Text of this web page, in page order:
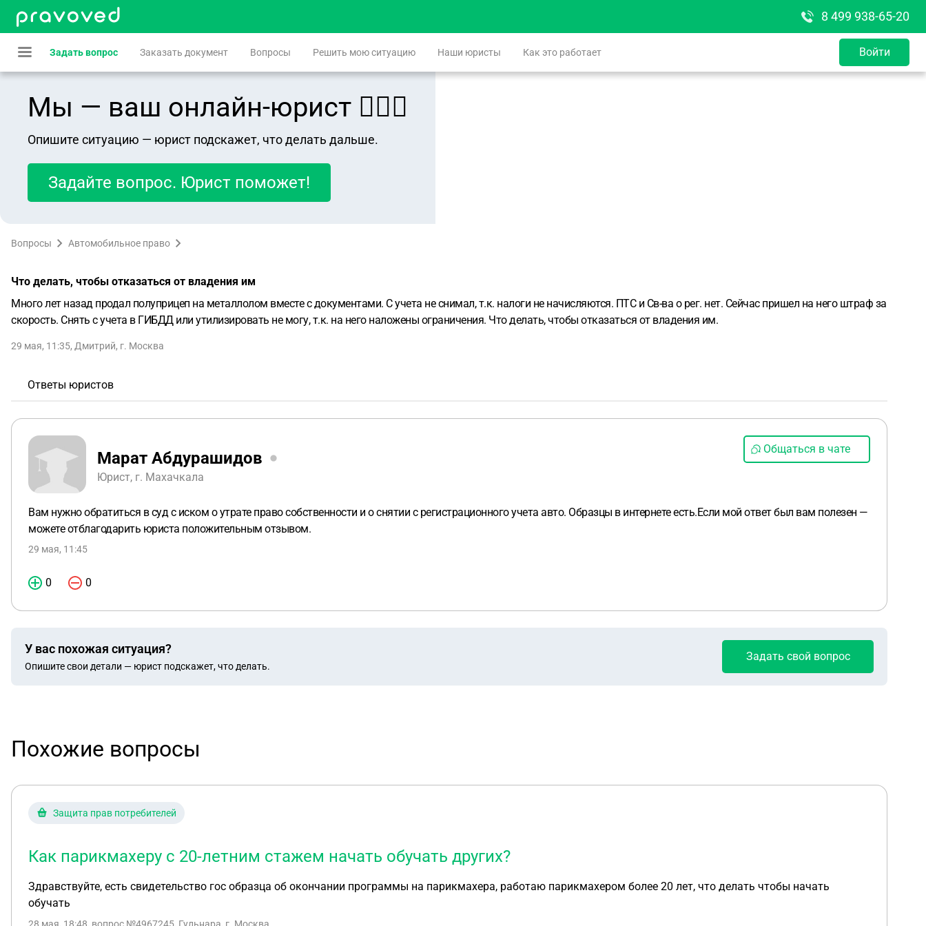
8 499 938-65-20
Задать вопрос Заказать документ Вопросы Решить мою ситуацию Наши юристы Как это работает Войти
Мы — ваш онлайн-юрист 👨🏻‍⚖️
Опишите ситуацию — юрист подскажет, что делать дальше.
Задайте вопрос. Юрист поможет!
Вопросы Автомобильное право
Что делать, чтобы отказаться от владения им
Много лет назад продал полуприцеп на металлолом вместе с документами. С учета не снимал, т.к. налоги не начисляются. ПТС и Св-ва о рег. нет. Сейчас пришел на него штраф за
скорость. Снять с учета в ГИБДД или утилизировать не могу, т.к. на него наложены ограничения. Что делать, чтобы отказаться от владения им.
29 мая, 11:35, Дмитрий, г. Москва
Ответы юристов
Марат Абдурашидов
Юрист, г. Махачкала
Общаться в чате
Вам нужно обратиться в суд с иском о утрате право собственности и о снятии с регистрационного учета авто. Образцы в интернете есть.Если мой ответ был вам полезен —
можете отблагодарить юриста положительным отзывом.
29 мая, 11:45
0 0
У вас похожая ситуация?
Опишите свои детали — юрист подскажет, что делать.
Задать свой вопрос
Похожие вопросы
Защита прав потребителей
Как парикмахеру с 20-летним стажем начать обучать других?
Здравствуйте, есть свидетельство гос образца об окончании программы на парикмахера, работаю парикмахером более 20 лет, что делать чтобы начать
обучать